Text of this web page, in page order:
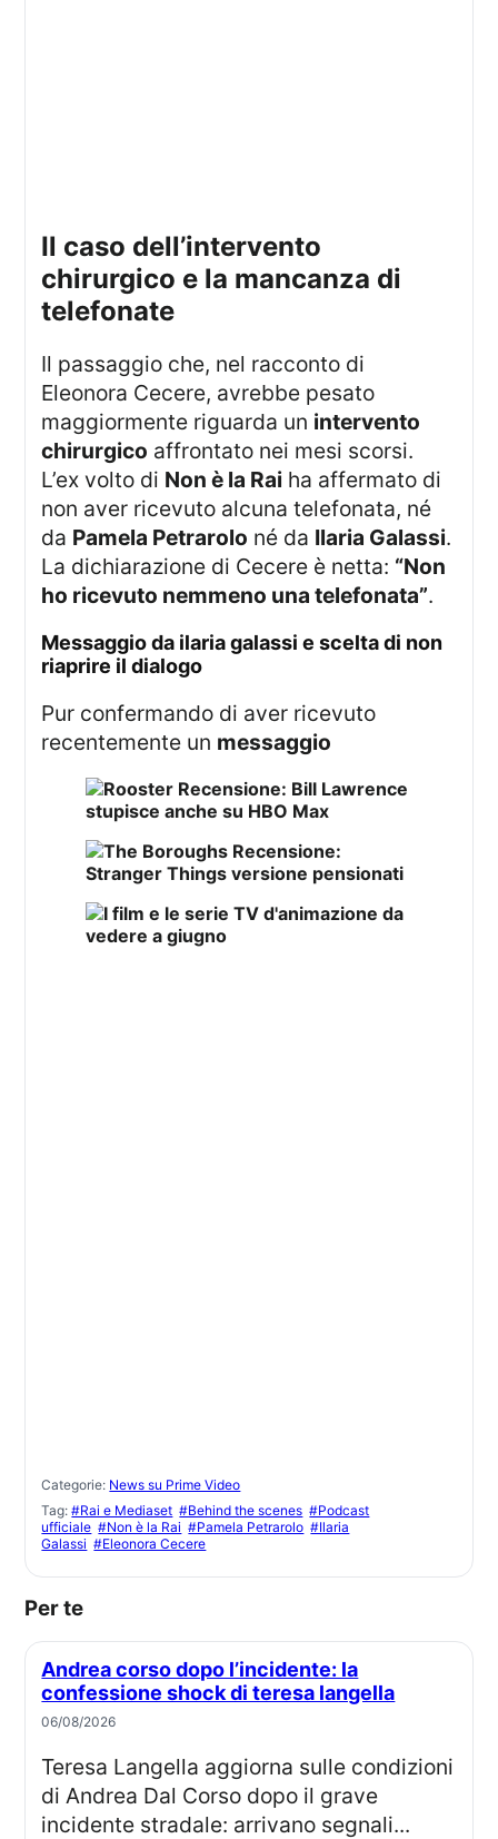
il caso dell’intervento
chirurgico e la mancanza di
telefonate
Il passaggio che, nel racconto di
Eleonora Cecere, avrebbe pesato
maggiormente riguarda un intervento
chirurgico affrontato nei mesi scorsi.
L’ex volto di Non è la Rai ha affermato di
non aver ricevuto alcuna telefonata, né
da Pamela Petrarolo né da Ilaria Galassi.
La dichiarazione di Cecere è netta: “Non
ho ricevuto nemmeno una telefonata”.
messaggio da ilaria galassi e scelta di non
riaprire il dialogo
Pur confermando di aver ricevuto
recentemente un messaggio
Categorie: News su Prime Video
Tag:#Rai e Mediaset #Behind the scenes #Podcast
ufficiale #Non è la Rai #Pamela Petrarolo #Ilaria
Galassi #Eleonora Cecere
Per te
Andrea corso dopo l’incidente: la
confessione shock di teresa langella
06/08/2026
Teresa Langella aggiorna sulle condizioni
di Andrea Dal Corso dopo il grave
incidente stradale: arrivano segnali...